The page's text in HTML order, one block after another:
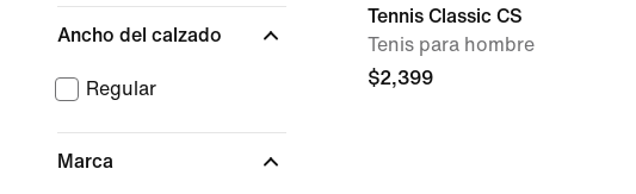
Ancho del calzado
Regular
Marca
Tennis Classic CS
Tenis para hombre
$2,399